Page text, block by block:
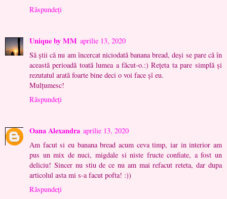
Răspundeți
Unique by MM aprilie 13, 2020
Să știi că nu am încercat niciodată banana bread, deși se pare că în
această perioadă toată lumea a făcut-o.:) Rețeta ta pare simplă și
rezutatul arată foarte bine deci o voi face șî eu.
Mulțumesc!
Răspundeți
Oana Alexandra aprilie 13, 2020
Am facut si eu banana bread acum ceva timp, iar in interior am
pus un mix de nuci, migdale si niste fructe confiate, a fost un
deliciu! Sincer nu stiu de ce nu am mai refacut reteta, dar dupa
articolul asta mi s-a facut pofta! :))
Răspundeți